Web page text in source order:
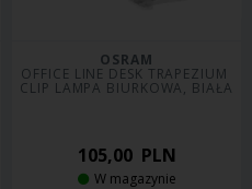
OSRAM
OFFICE LINE DESK TRAPEZIUM
CLIP LAMPA BIURKOWA, BIAŁA
105,00PLN
W magazynie